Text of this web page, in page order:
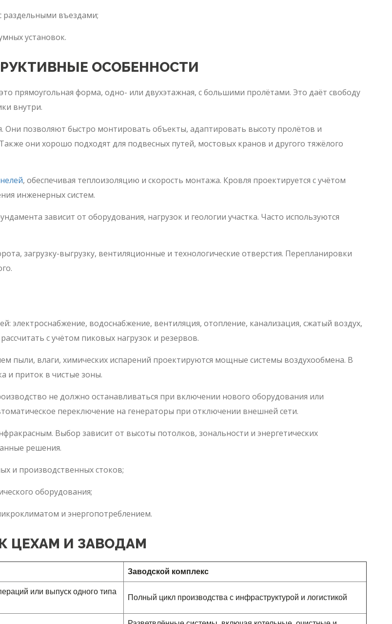
раздельными въездами;
установок.
ОСОБЕННОСТИ
прямоугольная форма, одно- или двухэтажная, с большими пролётами. Это даёт свободу
внутри.
позволяют быстро монтировать объекты, адаптировать высоту пролётов и
они хорошо подходят для подвесных путей, мостовых кранов и другого тяжёлого
, обеспечивая теплоизоляцию и скорость монтажа. Кровля проектируется с учётом
инженерных систем.
зависит от оборудования, нагрузок и геологии участка. Часто используются
загрузку-выгрузку, вентиляционные и технологические отверстия. Перепланировки
электроснабжение, водоснабжение, вентиляция, отопление, канализация, сжатый воздух,
с учётом пиковых нагрузок и резервов.
пыли, влаги, химических испарений проектируются мощные системы воздухообмена. В
и приток в чистые зоны.
не должно останавливаться при включении нового оборудования или
переключение на генераторы при отключении внешней сети.
Выбор зависит от высоты потолков, зональности и энергетических
решения.
и производственных стоков;
оборудования;
и энергопотреблением.
ЦЕХАМ И ЗАВОДАМ
Заводской комплекс
или выпуск одного типа
Полный цикл производства с инфраструктурой и логистикой